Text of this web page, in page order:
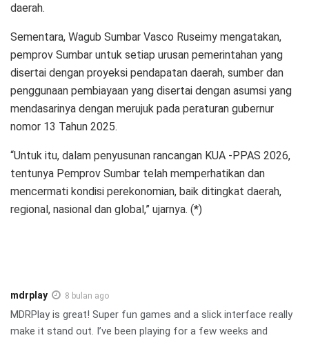
daerah.
Sementara, Wagub Sumbar Vasco Ruseimy mengatakan,
pemprov Sumbar untuk setiap urusan pemerintahan yang
disertai dengan proyeksi pendapatan daerah, sumber dan
penggunaan pembiayaan yang disertai dengan asumsi yang
mendasarinya dengan merujuk pada peraturan gubernur
nomor 13 Tahun 2025.
“Untuk itu, dalam penyusunan rancangan KUA -PPAS 2026,
tentunya Pemprov Sumbar telah memperhatikan dan
mencermati kondisi perekonomian, baik ditingkat daerah,
regional, nasional dan global,” ujarnya. (*)
mdrplay 8 bulan ago
MDRPlay is great! Super fun games and a slick interface really
make it stand out. I’ve been playing for a few weeks and